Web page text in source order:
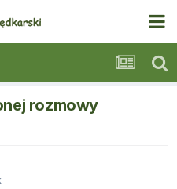
rozmowy